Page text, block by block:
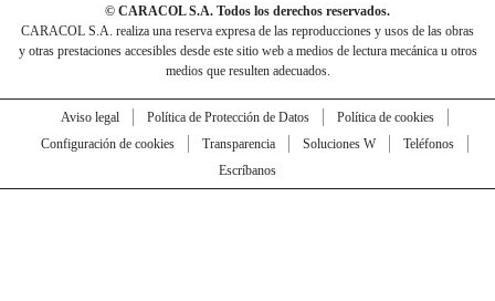
© CARACOL S.A. Todos los derechos reservados.
CARACOL S.A. realiza una reserva expresa de las reproducciones y usos de las obras
y otras prestaciones accesibles desde este sitio web a medios de lectura mecánica u otros
medios que resulten adecuados.
Aviso legal Política de Protección de Datos
Política de cookies
Configuración de cookies
Transparencia Soluciones W
Teléfonos
Escríbanos